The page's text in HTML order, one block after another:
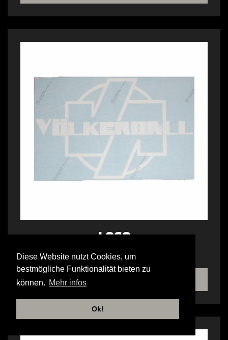
Diese Website nutzt Cookies, um
bestmögliche Funktionalität bieten zu
können. Mehr infos
Ok!
LOGO
HECKSCHEIBENAUFKLEBER AUSSEN